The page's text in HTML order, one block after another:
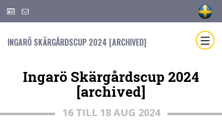
INGARÖ SKÄRGÅRDSCUP 2024 [ARCHIVED]
Ingarö Skärgårdscup 2024
[archived]
16 TILL 18 AUG 2024